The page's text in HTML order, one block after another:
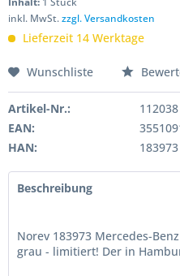
inkl. MwSt.zzgl. Versandkosten
Lieferzeit 14 Werktage
Wunschliste
Artikel-Nr.:
112038
EAN:
HAN:
183973
Beschreibung
Norev 183973 Mercedes-
grau - limitiert! Der in